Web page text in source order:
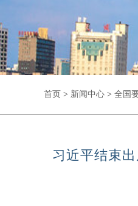
首页 > 新闻中心 > 全国
习近平结束